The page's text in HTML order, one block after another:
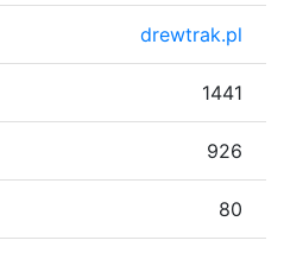
drewtrak.pl
1441
926
80